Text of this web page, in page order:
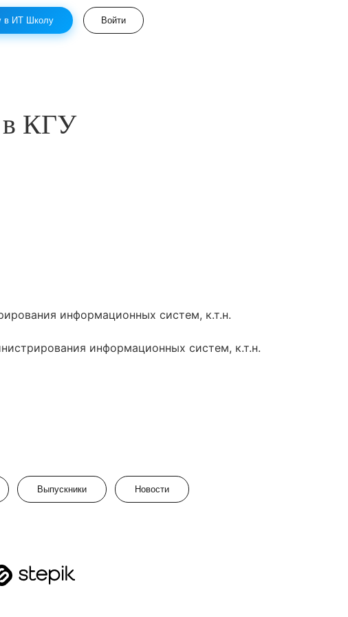
в ИТ Школу Войти
в КГУ
информационных систем, к.т.н.
информационных систем, к.т.н.
Выпускники Новости